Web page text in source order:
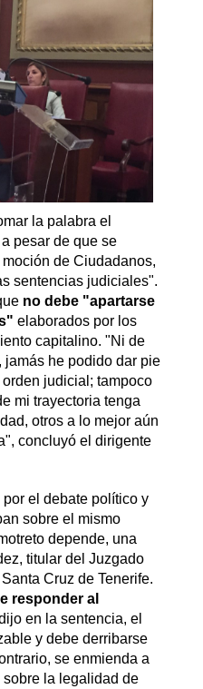
la palabra el
pesar de que se
de Ciudadanos,
sentencias judiciales".
no debe "apartarse
elaborados por los
capitalino. "Ni de
jamás he podido dar pie
judicial; tampoco
mi trayectoria tenga
otros a lo mejor aún
concluyó el dirigente
el debate político y
sobre el mismo
depende, una
titular del Juzgado
Cruz de Tenerife.
responder al
en la sentencia, el
y debe derribarse
se enmienda a
la legalidad de